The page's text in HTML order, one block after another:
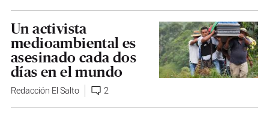
Un activista
medioambiental es
asesinado cada dos
días en el mundo
Redacción El Salto 2